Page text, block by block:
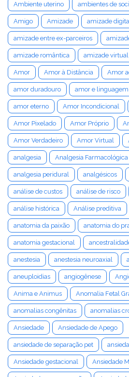
Ambiente uterino ambientes de
Amigo Amizade amizade
amizade entre ex-parceiros
amizade romântica amizade virtual
Amor Amor à Distância Amor
amor duradouro amor e linguagem
amor eterno Amor Incondicional
Amor Pixelado Amor Próprio
Amor Verdadeiro Amor Virtual
analgesia Analgesia Farmacológica
analgesia peridural analgésicos
análise de custos análise de risco
análise histórica Análise preditiva
anatomia da paixão anatomia do
anatomia gestacional
anestesia anestesia neuroaxial
aneuploidias angiogênese
Anima e Animus Anomalia Fetal
anomalias congênitas anomalias
Ansiedade Ansiedade de Apego
ansiedade de separação pet
Ansiedade gestacional Ansiedade